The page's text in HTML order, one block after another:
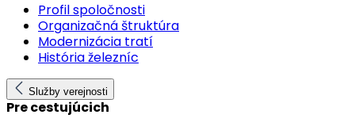
Profil spoločnosti
Organizačná štruktúra
Modernizácia tratí
História železníc
Služby verejnosti
Pre cestujúcich